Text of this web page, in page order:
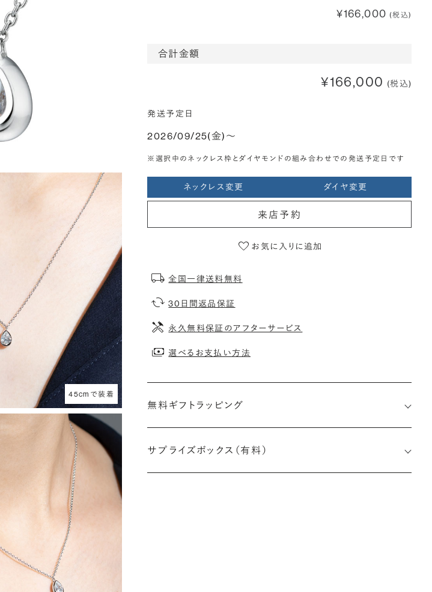
45cmで装着
¥166,000 (税込)
合計金額
¥166,000 (税込)
発送予定日
2026/09/25(金)〜
※選択中のネックレス枠とダイヤモンドの組み合わせでの発送予定日です
ネックレス変更 ダイヤ変更
来店予約
お気に入りに追加
全国一律送料無料
30日間返品保証
永久無料保証のアフターサービス
選べるお支払い方法
無料ギフトラッピング
サプライズボックス（有料）